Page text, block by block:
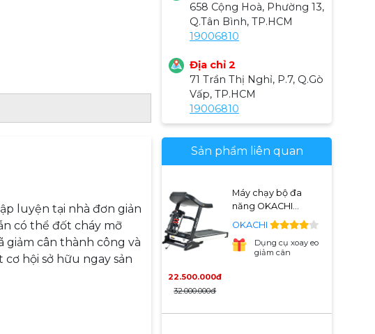
luyện tại nhà đơn giản
có thể đốt cháy mỡ
giảm cân thành công và
hội sở hữu ngay sản
658 Cộng Hoà, Phường 13,
Q.Tân Bình, TP.HCM
19006810
Địa chỉ 2
71 Trần Thị Nghỉ, P.7, Q.Gò
Vấp, TP.HCM
19006810
Sản phẩm liên quan
22.500.000đ
32.000.000đ
Máy chạy bộ đa
năng OKACHI
LUXURY JP-999A
(Dòng Cao Cấp)
OKACHI
Dụng cụ xoay eo
giảm cân